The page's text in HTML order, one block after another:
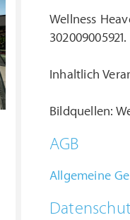
Wellness
302009005921.
Inhaltlich
Bildquellen:
AGB
Allgemeine